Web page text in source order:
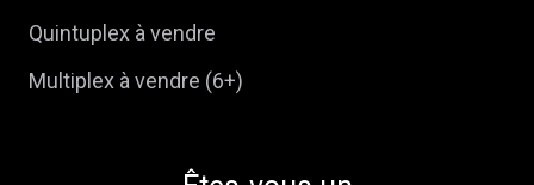
Quintuplex à vendre
Multiplex à vendre (6+)